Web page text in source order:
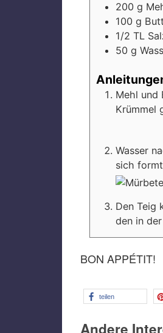
200 g
100 g
1/2 TL
50 g
Mehl und
Krümmel
Wasser
sich
​Den Teig
den in
BON APPÉTIT!
teilen
Andere